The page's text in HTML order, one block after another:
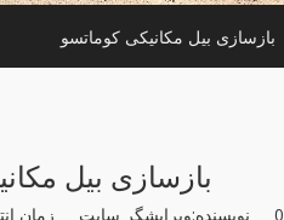
بازسازی بیل مکانیکی کوماتسو
بازسازی بیل
0 نویسنده:ویرایشگر سایت زمان انتشار: 2023-09-18